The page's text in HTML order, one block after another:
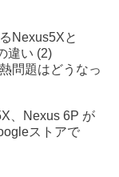
Nexus5Xと
違い (2)
問題はどうなっ
、Nexus 6P が
ストアで